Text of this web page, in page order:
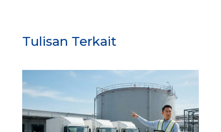
Tulisan Terkait